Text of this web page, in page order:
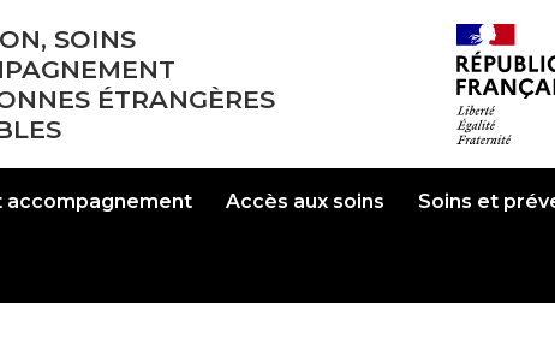
SOINS
ÉTRANGÈRES
accompagnement Accès aux soins Soins et